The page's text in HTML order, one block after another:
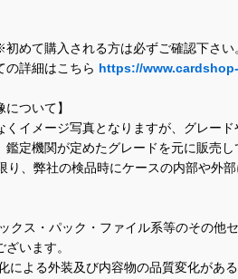
めて購入される方は必ずご確認下さい
の詳細はこちら https://
ついて】
イメージ写真となりますが、グレード
定機関が定めたグレードを元に販売
り、弊社の検品時にケースの内部や外
クス・パック・ファイル系等のその他セ
います。
による外装及び内容物の品質変化がある